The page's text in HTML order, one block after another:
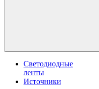
Светодиодные
ленты
Источники